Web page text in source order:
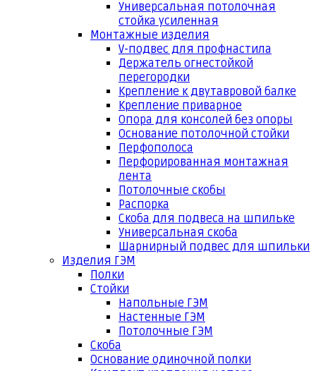
Универсальная потолочная
стойка усиленная
Монтажные изделия
V-подвес для профнастила
Держатель огнестойкой
перегородки
Крепление к двутавровой балке
Крепление приварное
Опора для консолей без опоры
Основание потолочной стойки
Перфополоса
Перфорированная монтажная
лента
Потолочные скобы
Распорка
Скоба для подвеса на шпильке
Универсальная скоба
Шарнирный подвес для шпильки
Изделия ГЭМ
Полки
Стойки
Напольные ГЭМ
Настенные ГЭМ
Потолочные ГЭМ
Скоба
Основание одиночной полки